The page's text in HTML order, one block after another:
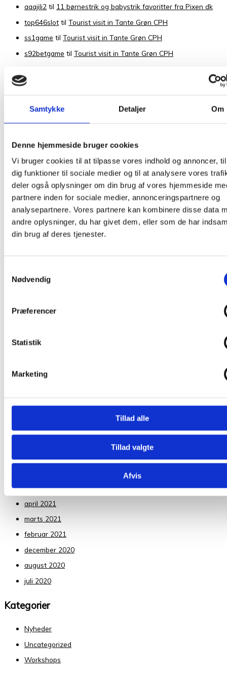
Samtykke Detaljer Om
Denne hjemmeside bruger cookies
Vi bruger cookies til at tilpasse vores indhold og annoncer,
dig funktioner til sociale medier og til at analysere vores
deler også oplysninger om din brug af vores hjemmeside
partnere inden for sociale medier, annonceringspartnere og
analysepartnere. Vores partnere kan kombinere disse data
andre oplysninger, du har givet dem, eller som de har
din brug af deres tjenester.
Nødvendig
Præferencer
Statistik
Marketing
Tillad alle
Tillad valgte
Afvis
aaajili2 til 11 børnestrik og babystrik favoritter fra Pixen dk
top646slot til Tourist visit in Tante Grøn CPH
ss1game til Tourist visit in Tante Grøn CPH
s92betgame til Tourist visit in Tante Grøn CPH
Arkiver
januar 2026
december 2025
november 2025
oktober 2025
september 2025
juli 2025
juni 2025
november 2024
februar 2024
august 2021
april 2021
marts 2021
februar 2021
december 2020
august 2020
juli 2020
Kategorier
Nyheder
Uncategorized
Workshops